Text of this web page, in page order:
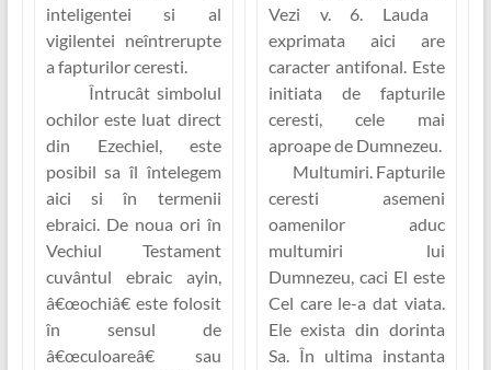
inteligentei si al
vigilentei neîntrerupte
a fapturilor ceresti.
Întrucât simbolul
ochilor este luat direct
din Ezechiel, este
posibil sa îl întelegem
aici si în termenii
ebraici. De noua ori în
Vechiul Testament
cuvântul ebraic ayin,
â€œochiâ€este folosit
în sensul de
â€œculoareâ€ sau
Vezi v. 6. Lauda
exprimata aici are
caracter antifonal. Este
initiata de fapturile
ceresti, cele mai
aproape de Dumnezeu.
Multumiri.Fapturile
ceresti asemeni
oamenilor aduc
multumiri lui
Dumnezeu, caci El este
Cel care le-a dat viata.
Ele exista din dorinta
Sa. În ultima instanta